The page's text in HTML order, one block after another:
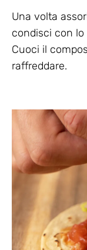
Una volta
condisci con lo
Cuoci il
raffreddare.